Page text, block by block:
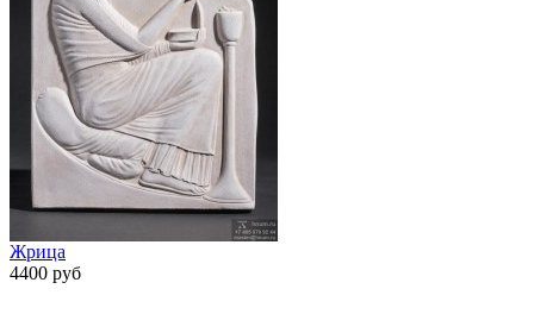
Жрица
4400 руб